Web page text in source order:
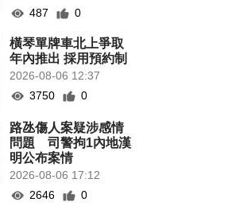
487
0
橫琴單牌車北上爭取
年內推出 採用預約制
2026-08-06 12:37
3750
0
路氹傷人案疑涉感情
問題 司警拘1內地漢
明公布案情
2026-08-06 17:12
2646
0